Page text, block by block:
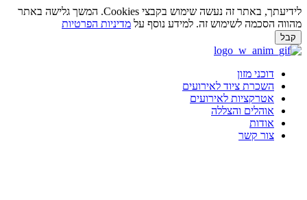
לידיעתך, באתר זה נעשה שימוש בקבצי Cookies. המשך גלישה באתר
הסכמה לשימוש זה. למידע נוסף עלמדיניות הפרטיות
קבל
דוכני מזון
השכרת ציוד לאירועים
אטרקציות לאירועים
אוהלים והצללה
אודות
צור קשר